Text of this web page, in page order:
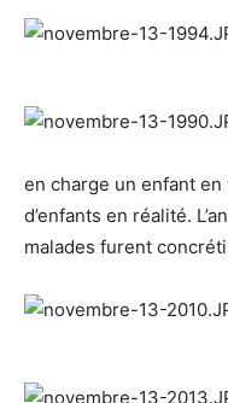
en charge un enfant
d’enfants en réalité.
malades furent